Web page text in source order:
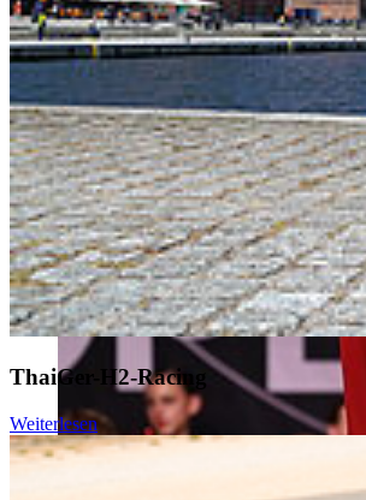
ThaiGer-H2-Racing
Weiterlesen